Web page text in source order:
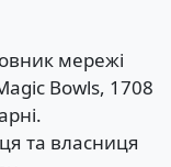
мережі
Bowls, 1708
та власниця